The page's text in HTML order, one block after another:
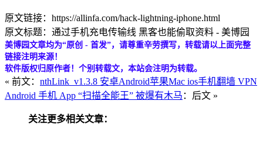
原文链接：https://allinfa.com/hack-lightning-iphone.html
原文标题：通过手机充电传输线 黑客也能偷取资料 - 美博园
美博园文章均为“原创 - 首发”，请尊重辛劳撰写，转载请以上面完整
链接注明来源！
软件版权归原作者！个别转载文，本站会注明为转载。
« 前文： nthLink_v1.3.8 安卓Android苹果Mac ios手机翻墙 VPN
Android 手机 App “扫描全能王” 被爆有木马 ：后文 »
关注更多相关文章：